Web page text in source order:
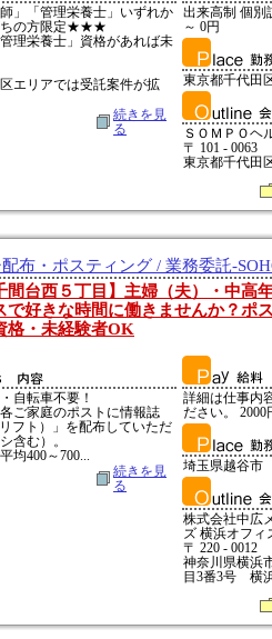
「管理栄養士」いずれか
ちの方限定★★★
管理栄養士」資格があれば未
エリアでは受託案件が拡
続きを見
る
出来高制 個別
～ 0円
東京都千代田
ＳＯＭＰＯヘ
〒 101 - 0063
東京都千代田
布・ポスティング / 業務委託-
間台西５丁目】主婦（夫）・中高
で好きな時間に働きませんか？ポ
格・未経験者OK
自転車不要！
ご家庭のポストに情報誌
リフト）」を配布していただ
含む）。
均400～700...
続きを見
る
詳細は仕事内
ださい。 2000
埼玉県越谷市
株式会社中広
ズ 横浜オフィ
〒 220 - 0012
神奈川県横浜
目3番3号 横